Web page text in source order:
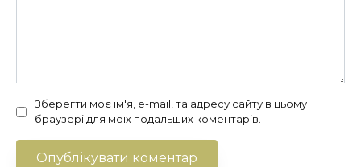
Зберегти моє ім'я, e-mail, та адресу сайту в цьому
браузері для моїх подальших коментарів.